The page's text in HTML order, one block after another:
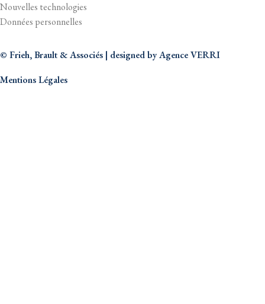
Nouvelles technologies
Données personnelles
© Frieh, Brault & Associés | designed byAgence VERRI
Mentions Légales